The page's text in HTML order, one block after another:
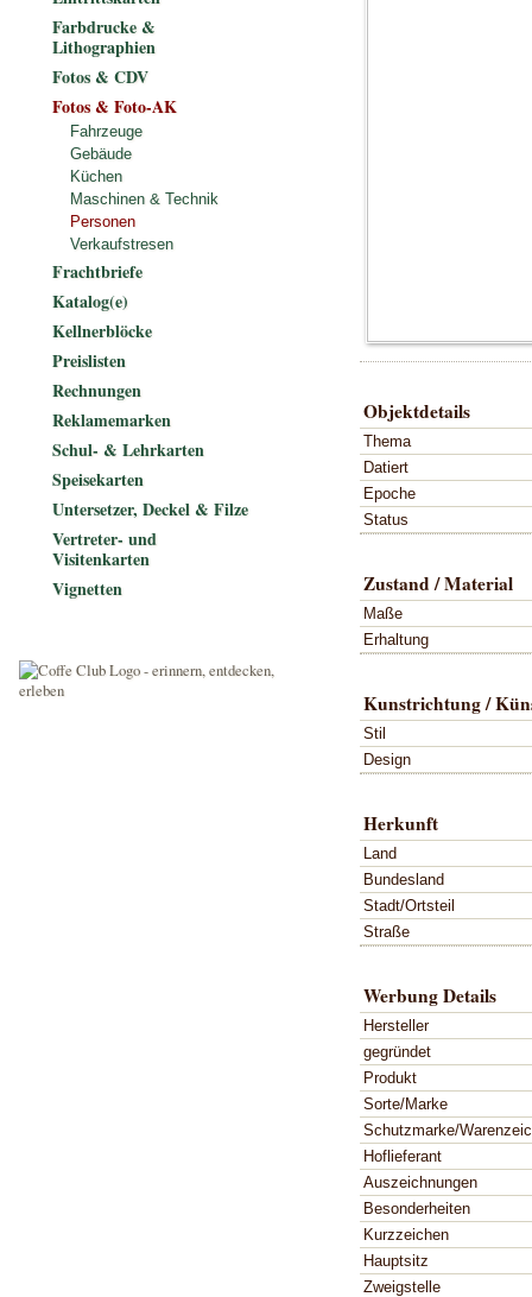
Objektdetails
Thema
Datiert
Epoche
Status
Zustand / Material
Maße
Erhaltung
Kunstrichtung /
Stil
Design
Herkunft
Land
Bundesland
Stadt/Ortsteil
Straße
Werbung Details
Hersteller
gegründet
Produkt
Sorte/Marke
Schutzmarke/
Hoflieferant
Auszeichnungen
Besonderheiten
Kurzzeichen
Hauptsitz
Zweigstelle
Farbdrucke &
Lithographien
Fotos & CDV
Fotos & Foto-AK
Fahrzeuge
Gebäude
Küchen
Maschinen & Technik
Personen
Verkaufstresen
Frachtbriefe
Katalog(e)
Kellnerblöcke
Preislisten
Rechnungen
Reklamemarken
Schul- & Lehrkarten
Speisekarten
Untersetzer, Deckel & Filze
Vertreter- und
Visitenkarten
Vignetten